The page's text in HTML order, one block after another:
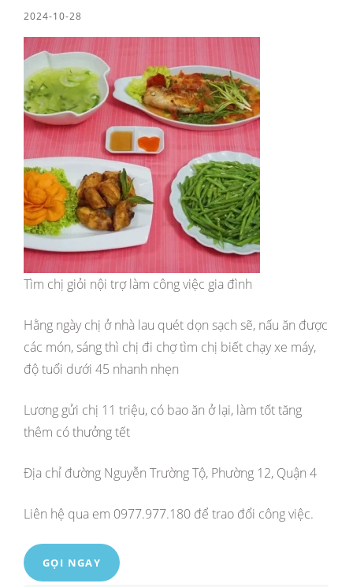
2024-10-28
Tìm chị giỏi nội trợ làm công việc gia đình
Hằng ngày chị ở nhà lau quét dọn sạch sẽ, nấu ăn được
các món, sáng thì chị đi chợ tìm chị biết chạy xe máy,
độ tuổi dưới 45 nhanh nhẹn
Lương gửi chị 11 triệu, có bao ăn ở lại, làm tốt tăng
thêm có thưởng tết
Địa chỉ đường Nguyễn Trường Tộ, Phường 12, Quận 4
Liên hệ qua em 0977.977.180 để trao đổi công việc.
GỌI NGAY